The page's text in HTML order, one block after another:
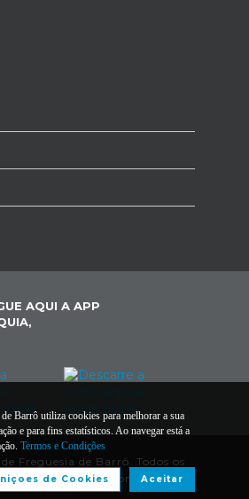
AQUI A APP
Freguesia de Barrô. Todos os
|Termos e Condições
Barrô utiliza cookies para melhorar a sua
e para fins estatísticos. Ao navegar está a
Termos e Condições
Aceitar
de Cookies